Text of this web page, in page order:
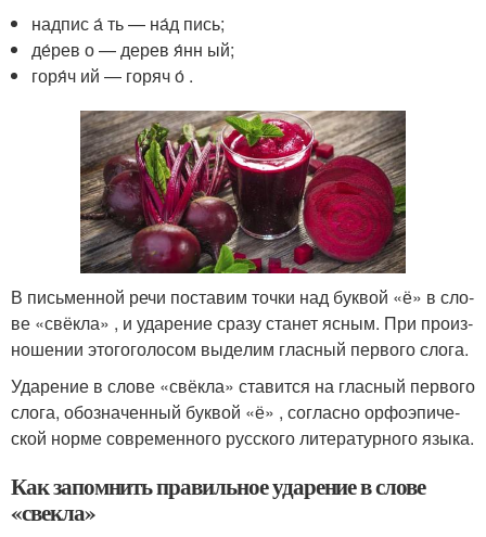
над­пис а́ ть — на́д пись;
де́рев о — дерев я́нн ый;
горя́ч ий — горяч о́ .
В пись­мен­ной речи поста­вим точ­ки над бук­вой «ё» в сло­
ве «свёк­ла» , и уда­ре­ние сра­зу ста­нет ясным. При про­из­
но­ше­нии это­гоголо­сом выде­лим глас­ный пер­во­го сло­га.
Ударение в сло­ве «свёк­ла» ста­вит­ся на глас­ный пер­во­го
сло­га, обо­зна­чен­ный бук­вой «ё» , соглас­но орфо­эпи­че­
ской нор­ме совре­мен­но­го рус­ско­го лите­ра­тур­но­го язы­ка.
Как запомнить правильное ударение в слове
«свекла»